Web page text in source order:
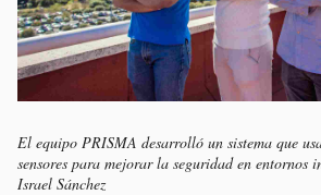
El equipo PRISMA desarrolló un sistema que
sensores para mejorar la seguridad en entornos
Israel Sánchez